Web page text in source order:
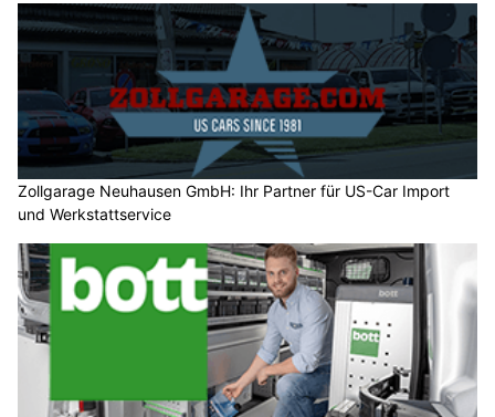
Zollgarage Neuhausen GmbH: Ihr Partner für US-Car Import
und Werkstattservice